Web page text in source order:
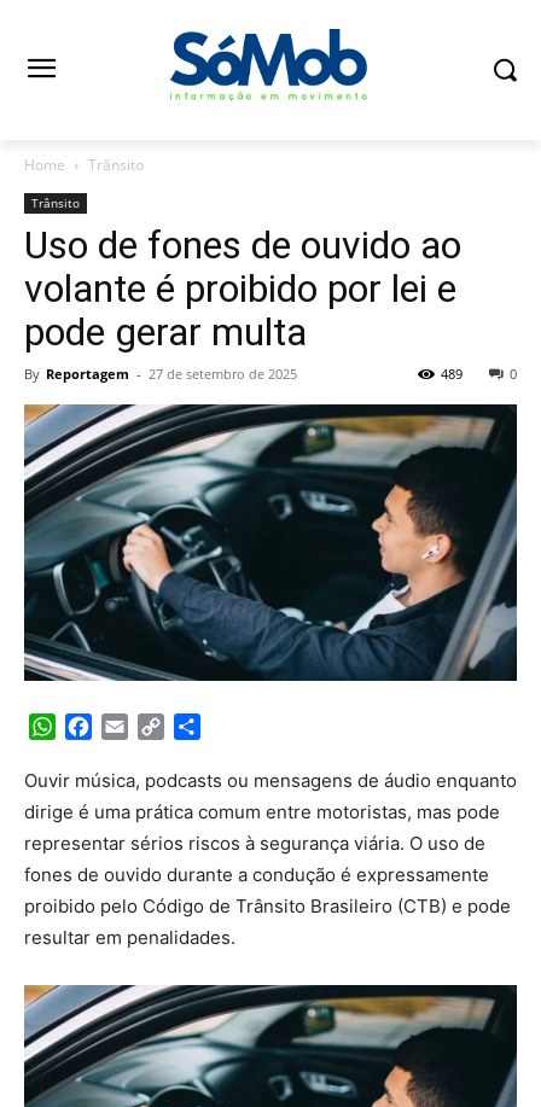
Home Trânsito
Trânsito
Uso de fones de ouvido ao
volante é proibido por lei e
pode gerar multa
By Reportagem - 27 de setembro de 2025 0
489
WhatsApp
Facebook
Email Copy
Ouvir música, podcasts ou mensagens de áudio enquanto
dirige é uma prática comum entre motoristas, mas pode
representar sérios riscos à segurança viária. O uso de
fones de ouvido durante a condução é expressamente
proibido pelo Código de Trânsito Brasileiro (CTB) e pode
resultar em penalidades.